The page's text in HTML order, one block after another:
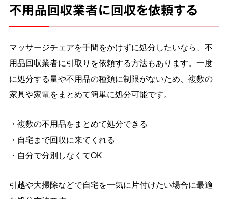
不用品回収業者に回収を依頼する
マッサージチェアを手間をかけずに処分したいなら、不
用品回収業者に引取りを依頼する方法もあります。一度
に処分する量や不用品の種類に制限がないため、複数の
家具や家電をまとめて簡単に処分可能です。
・複数の不用品をまとめて処分できる
・自宅まで回収に来てくれる
・自分で分別しなくてOK
引越や大掃除などで自宅を一気に片付けたい場合に最適